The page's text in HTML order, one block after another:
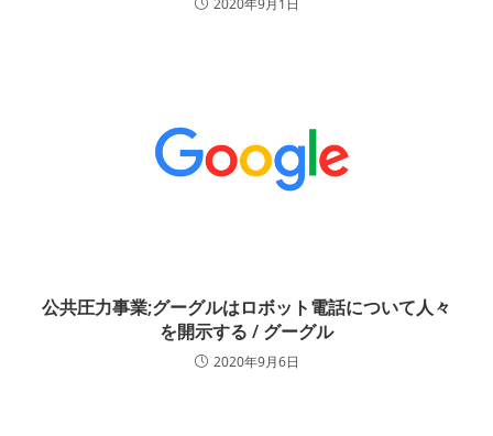
2020年9月1日
公共圧力事業;グーグルはロボット電話について人々
を開示する / グーグル
2020年9月6日